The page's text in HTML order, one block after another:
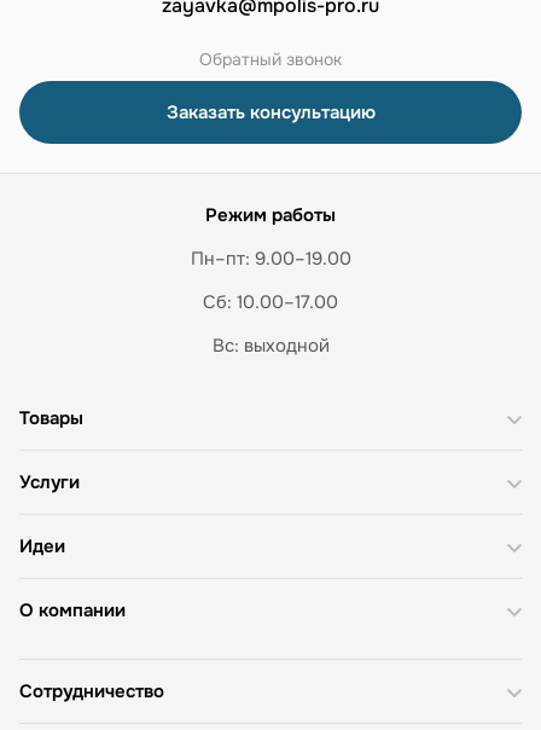
zayavka@mpolis-pro.ru
Обратный звонок
Заказать консультацию
Режим работы
Пн–пт: 9.00–19.00
Сб: 10.00–17.00
Вс: выходной
О компании
Товары
Услуги
Идеи
Сотрудничество